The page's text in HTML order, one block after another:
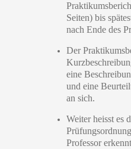
Seiten) bis
nach Ende des
Der
eine
und eine
an sich.
Weiter heisst es
Professor